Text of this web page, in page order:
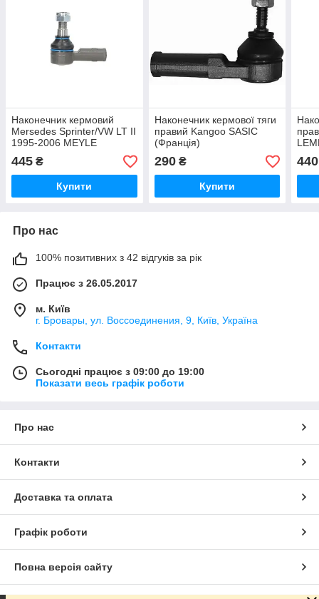
Наконечник кермовий
Mersedes Sprinter/VW LT II
1995-2006 MEYLE
(Німеччина)
445 ₴
Купити
Наконечник кермової тяги
правий Kangoo SASIC
(Франція)
290₴
Купити
440
Про нас
100% позитивних з 42 відгуків за рік
Працює з 26.05.2017
м. Київ
г. Бровары, ул. Воссоединения, 9, Київ, Україна
Контакти
Сьогодні працює з 09:00 до 19:00
Показати весь графік роботи
Про нас
Контакти
Доставка та оплата
Графік роботи
Повна версія сайту